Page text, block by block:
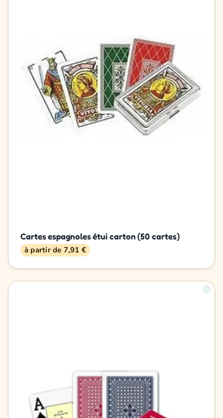
Cartes espagnoles étui carton (50 cartes)
à partir de 7,91 €